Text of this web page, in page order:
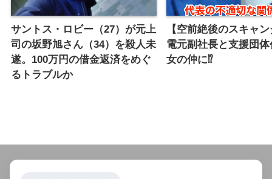
サントス・ロビー（27）が元上
司の坂野旭さん（34）を殺人未
遂。100万円の借金返済をめぐ
るトラブルか
【空前絶後のスキャ
電元副社長と支援団
女の仲に⁉︎